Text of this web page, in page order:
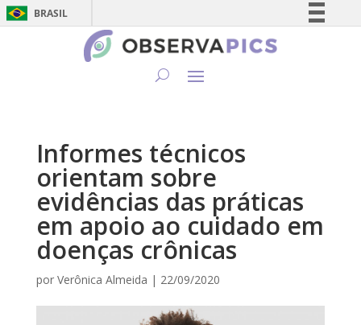
BRASIL
Simplifique!
Canais
Informes técnicos
orientam sobre
evidências das práticas
em apoio ao cuidado em
doenças crônicas
por Verônica Almeida | 22/09/2020